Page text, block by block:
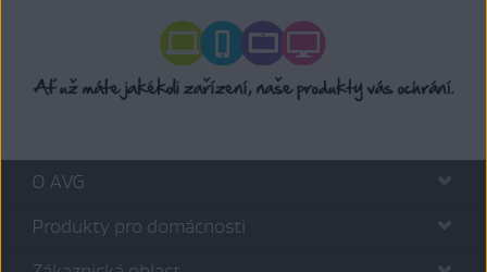
O AVG
Produkty pro domácnosti